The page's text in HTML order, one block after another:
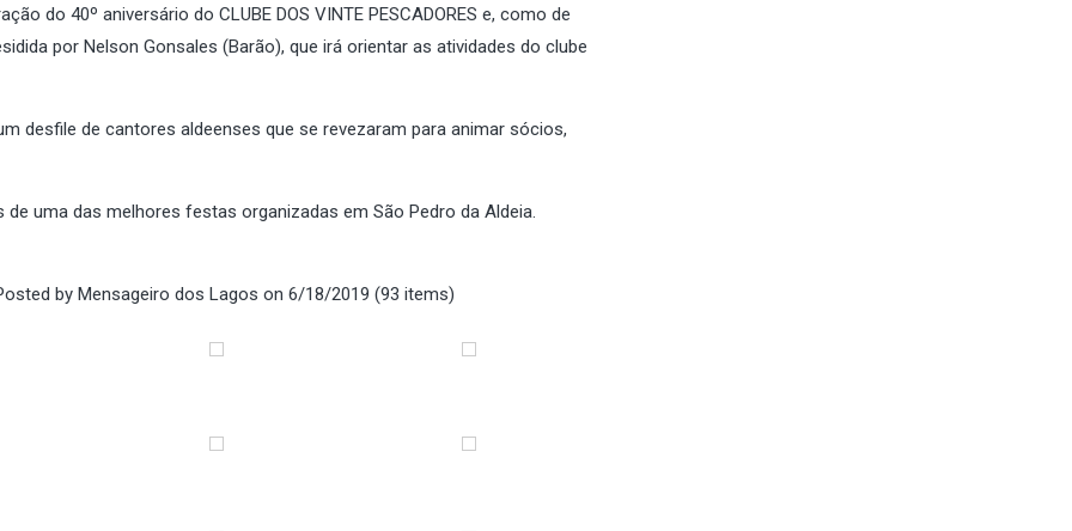
do 40º aniversário do CLUBE DOS VINTE PESCADORES e, como de
por Nelson Gonsales (Barão), que irá orientar as atividades do clube
desfile de cantores aldeenses que se revezaram para animar sócios,
uma das melhores festas organizadas em São Pedro da Aldeia.
by Mensageiro dos Lagos on 6/18/2019 (93 items)